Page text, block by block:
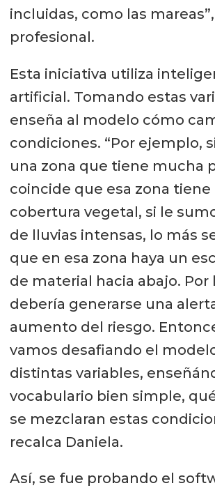
incluidas, como las
profesional.
Esta iniciativa utiliza
artificial. Tomando estas
enseña al modelo cómo
condiciones. “Por ejemplo,
una zona que tiene mucha
coincide que esa zona tiene
cobertura vegetal, si le
de lluvias intensas, lo más
que en esa zona haya un
de material hacia abajo.
debería generarse una
aumento del riesgo.
vamos desafiando el
distintas variables,
vocabulario bien simple,
se mezclaran estas
recalca Daniela.
Así, se fue probando el